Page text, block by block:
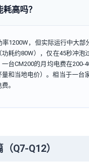
高吗？
率1200W，但实际运行中大部
耗约80W），仅在45秒冲泡
台CM200的月均电费在200-
量和当地电价）。相当于一台
。
Q7-Q12）